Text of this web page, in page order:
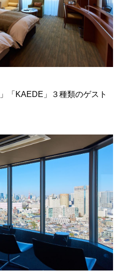
「KAEDE」３種類のゲスト